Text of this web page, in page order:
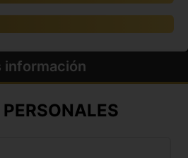
información